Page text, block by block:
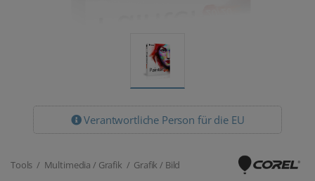
Verantwortliche Person für die EU
Tools / Multimedia / Grafik / Grafik / Bild